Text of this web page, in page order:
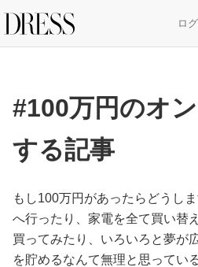
ロ
特集記事
DRESS部活
ライフスタイル
#100万円のオ
する記事
もし100万円があったらどうし
へ行ったり、家電を全て買い替
買ってみたり、いろいろと夢
を貯めるなんて無理と思ってい